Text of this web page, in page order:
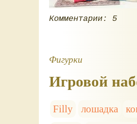
Комментарии: 5
Фигурки
Игровой
Filly лошадка